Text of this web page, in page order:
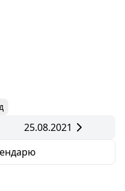
25.08.2021